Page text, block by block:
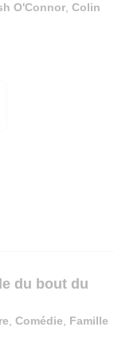
O'Connor ,Colin
du bout du
,Comédie
Famille